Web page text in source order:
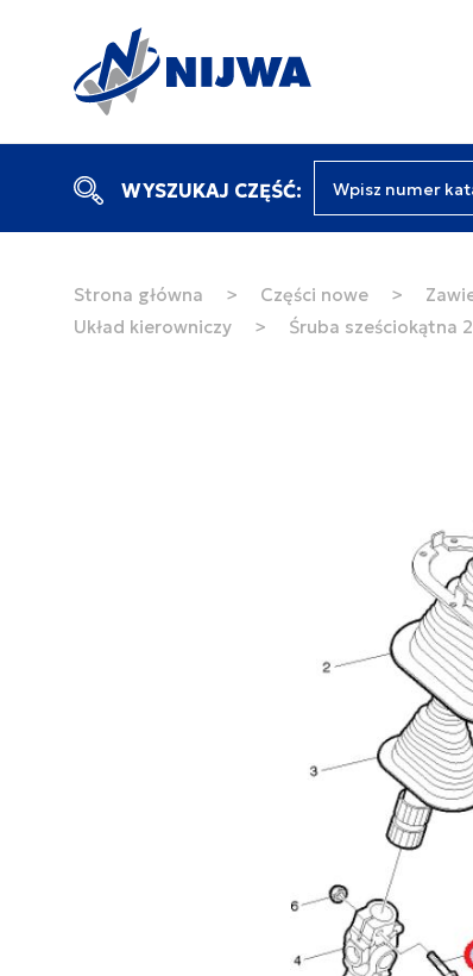
WYSZUKAJ CZĘŚĆ:
Strona główna > Części nowe >
Układ kierowniczy
> Śruba sześciokątna